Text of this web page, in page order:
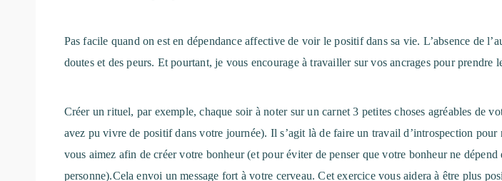
Pas facile quand on est en dépendance affective de voir le positif dans sa vie. L’absence de
doutes et des peurs. Et pourtant, je vous encourage à travailler sur vos ancrages pour prendre
Créer un rituel, par exemple, chaque soir à noter sur un carnet 3 petites choses agréables de
avez pu vivre de positif dans votre journée). Il s’agit là de faire un travail d’introspection pour
vous aimez afin de créer votre bonheur (et pour éviter de penser que votre bonheur ne dépend
personne).Cela envoi un message fort à votre cerveau. Cet exercice vous aidera à être plus